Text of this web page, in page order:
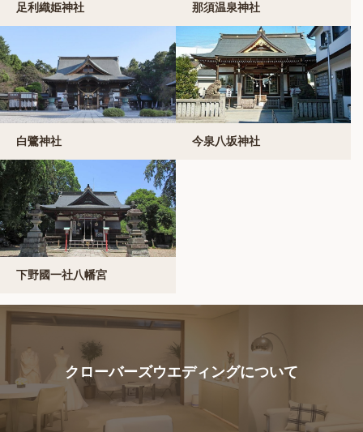
足利織姫神社 那須温泉神社
白鷺神社 今泉八坂神社
下野國一社八幡宮